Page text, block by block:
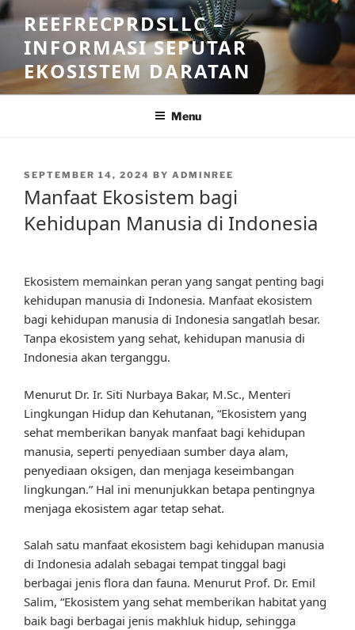
Skip
to
content
REEFRECPRDSLLC –
INFORMASI SEPUTAR
EKOSISTEM DARATAN
Menu
POSTED
SEPTEMBER 14, 2024 BY ADMINREE
Manfaat Ekosistem bagi
Kehidupan Manusia di Indonesia
Ekosistem memainkan peran yang sangat penting bagi
kehidupan manusia di Indonesia. Manfaat ekosistem
bagi kehidupan manusia di Indonesia sangatlah besar.
Tanpa ekosistem yang sehat, kehidupan manusia di
Indonesia akan terganggu.
Menurut Dr. Ir. Siti Nurbaya Bakar, M.Sc., Menteri
Lingkungan Hidup dan Kehutanan, “Ekosistem yang
sehat memberikan banyak manfaat bagi kehidupan
manusia, seperti penyediaan sumber daya alam,
penyediaan oksigen, dan menjaga keseimbangan
lingkungan.” Hal ini menunjukkan betapa pentingnya
menjaga ekosistem agar tetap sehat.
Salah satu manfaat ekosistem bagi kehidupan manusia
di Indonesia adalah sebagai tempat tinggal bagi
berbagai jenis flora dan fauna. Menurut Prof. Dr. Emil
Salim, “Ekosistem yang sehat memberikan habitat yang
baik bagi berbagai jenis makhluk hidup, sehingga